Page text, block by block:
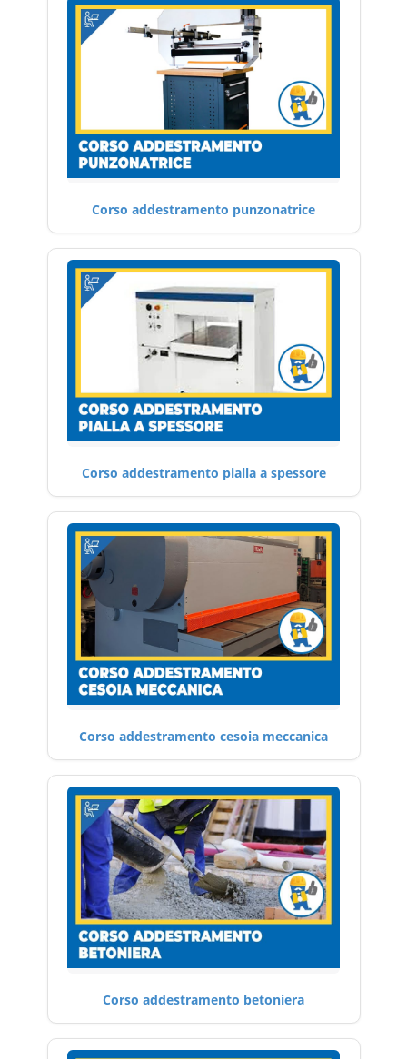
Corso addestramento punzonatrice
Corso addestramento pialla a spessore
Corso addestramento cesoia meccanica
Corso addestramento betoniera